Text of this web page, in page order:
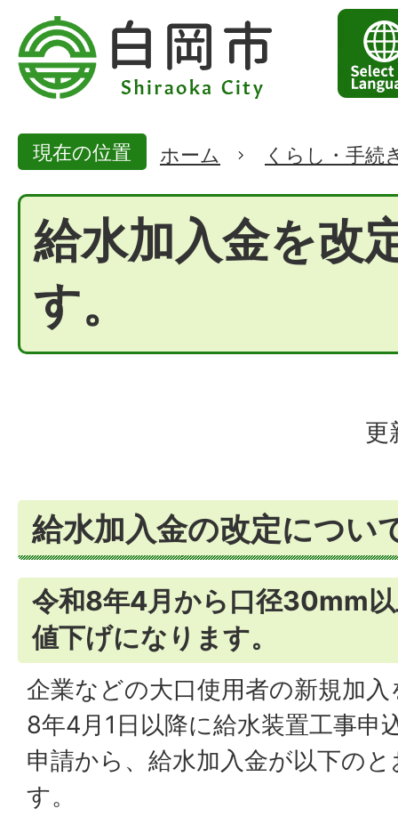
現在の位置 ホーム くらし・手続
給水加入金を改
す。
更
給水加入金の改定につい
令和8年4月から口径30mm
値下げになります。
企業などの大口使用者の新規加
8年4月1日以降に給水装置工事申
申請から、給水加入金が以下の
す。